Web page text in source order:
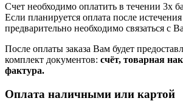
Счет необходимо оплатить в течении 3х
Если планируется оплата после
предварительно необходимо связаться с
После оплаты заказа Вам будет
комплект документов: счёт, товарная
фактура.
Оплата наличными или картой